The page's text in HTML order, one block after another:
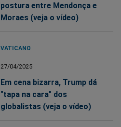
postura entre Mendonça e
Moraes (veja o vídeo)
VATICANO
27/04/2025
Em cena bizarra, Trump dá
"tapa na cara" dos
globalistas (veja o vídeo)